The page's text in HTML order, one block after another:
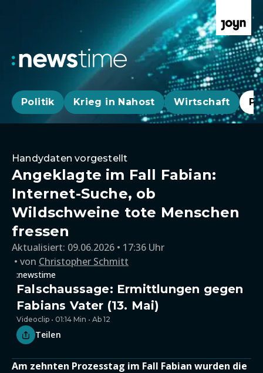
Politik Krieg in Nahost Wirtschaft
Handydaten vorgestellt
Angeklagte im Fall Fabian:
Internet-Suche, ob
Wildschweine tote Menschen
fressen
Aktualisiert: 09.06.2026 • 17:36 Uhr
von Christopher Schmitt
:newstime
Falschaussage: Ermittlungen gegen
Fabians Vater (13. Mai)
Videoclip • 01:14 Min • Ab 12
Teilen
Am zehnten Prozesstag im Fall Fabian wurden die